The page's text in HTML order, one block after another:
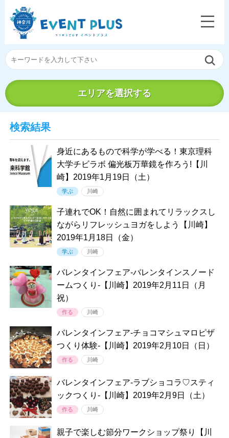
エリアを選択する
検索結果
身近にあるもので科学が学べる！東京理科
大学チビラボ 偏光板万華鏡を作ろう!【川
崎】2019年1月19日（土）
学ぶ 川崎
子連れでOK！自然に囲まれてリラックスし
ながらリフレッシュヨガをしよう【川崎】
2019年1月18日（金）
学ぶ 川崎
バレンタインフェア-バレンタインスノード
ームつくり-【川崎】2019年2月11日（月
祝）
作る 川崎
バレンタインフェア-チョコマシュマロピザ
つくり体験-【川崎】2019年2月10日（日）
作る 川崎
バレンタインフェア-ラブショコラ♡スティ
ックつくり-【川崎】2019年2月9日（土）
作る 川崎
親子で楽しむ節分ワークショップ祭り【川